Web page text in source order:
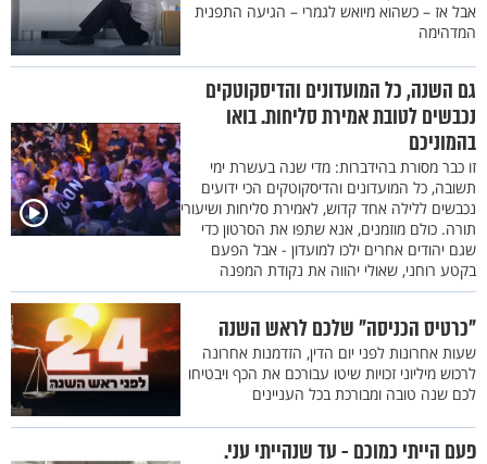
אבל אז – כשהוא מיואש לגמרי – הגיעה התפנית
המדהימה
גם השנה, כל המועדונים והדיסקוטקים
נכבשים לטובת אמירת סליחות. בואו
בהמוניכם
זו כבר מסורת בהידברות: מדי שנה בעשרת ימי
תשובה, כל המועדונים והדיסקוטקים הכי ידועים
נכבשים ללילה אחד קדוש, לאמירת סליחות ושיעורי
תורה. כולם מוזמנים, אנא שתפו את הסרטון כדי
שגם יהודים אחרים ילכו למועדון - אבל הפעם
בקטע רוחני, שאולי יהווה את נקודת המפנה
"כרטיס הכניסה" שלכם לראש השנה
שעות אחרונות לפני יום הדין, הזדמנות אחרונה
לרכוש מיליוני זכויות שיטו עבורכם את הכף ויבטיחו
לכם שנה טובה ומבורכת בכל העניינים
פעם הייתי כמוכם - עד שנהייתי עני.